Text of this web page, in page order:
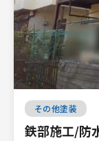
その他塗装
鉄部施工/防